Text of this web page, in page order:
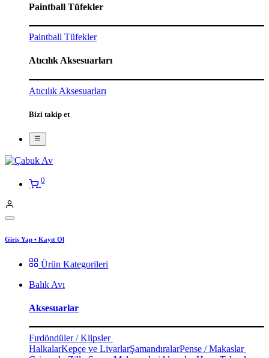
Paintball Tüfekler
Paintball Tüfekler
Atıcılık Aksesuarları
Atıcılık Aksesuarları
Bizi takip et
0
Giriş Yap • Kayıt Ol
Ürün Kategorileri
Balık Avı
Aksesuarlar
Fırdöndüler / Klipsler
HalkalarKepçe ve LivarlarŞamandıralarPense / Makaslar